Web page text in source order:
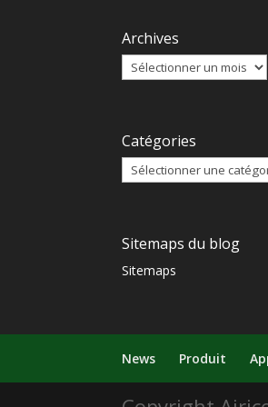
Archives
Catégories
Sitemaps du blog
Sitemaps
News Produit